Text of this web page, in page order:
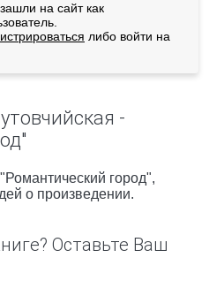
на сайт как
либо войти на
-
город",
о произведении.
Оставьте Ваш